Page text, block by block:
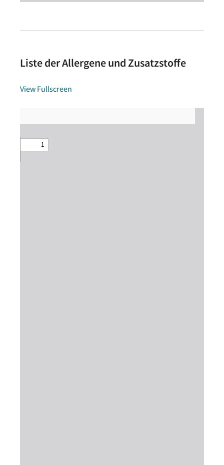
Liste der Allergene und Zusatzstoffe
View Fullscreen
PDF-
Inhalt
springen